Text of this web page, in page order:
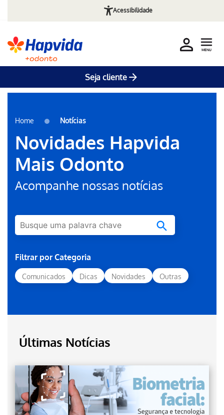
Acessibilidade
Seja cliente
MENU
Home Notícias
Novidades Hapvida
Mais Odonto
Acompanhe nossas notícias
Filtrar por Categoria
Comunicados Dicas Novidades Outras
Últimas Notícias